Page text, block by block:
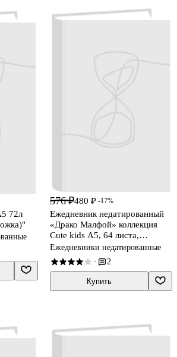
72л
576 ₽480 ₽ -17%
Ежедневник недатированный
«Драко Малфой» коллекция
Cute kids А5, 64 листа,
экокожа, Эксмо
Ежедневники недатированные
· 2
Купить